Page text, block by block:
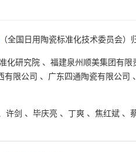
（全国日用陶瓷标准化技术委员会）
化研究院 、 福建泉州顺美集团有限
有限公司 、 广东四通陶瓷有限公司 、
许剑 、 毕庆亮 、 丁爽 、 焦红斌 、